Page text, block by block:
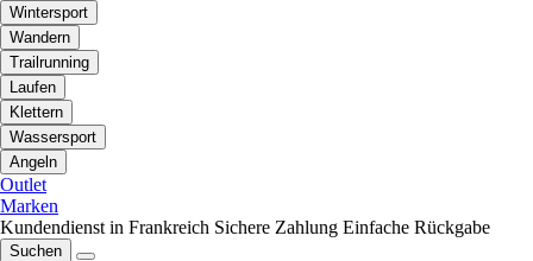
Wintersport
Wandern
Trailrunning
Laufen
Klettern
Wassersport
Angeln
Outlet
Marken
Kundendienst in Frankreich Sichere Zahlung Einfache Rückgabe
Suchen